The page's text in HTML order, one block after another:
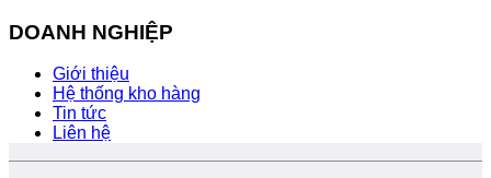
DOANH NGHIỆP
Giới thiệu
Hệ thống kho hàng
Tin tức
Liên hệ